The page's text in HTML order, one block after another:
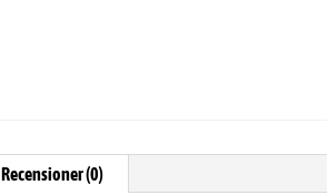
Recensioner (0)